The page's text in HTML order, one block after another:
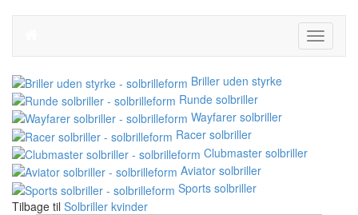
Toggle
Briller uden styrke
Runde solbriller
Wayfarer solbriller
Racer solbriller
Clubmaster solbriller
Aviator solbriller
Sports solbriller
Tilbage til Solbriller kvinder